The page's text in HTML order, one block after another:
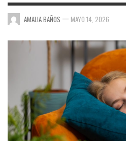
AMALIA BAÑOS — MAYO 14, 2026